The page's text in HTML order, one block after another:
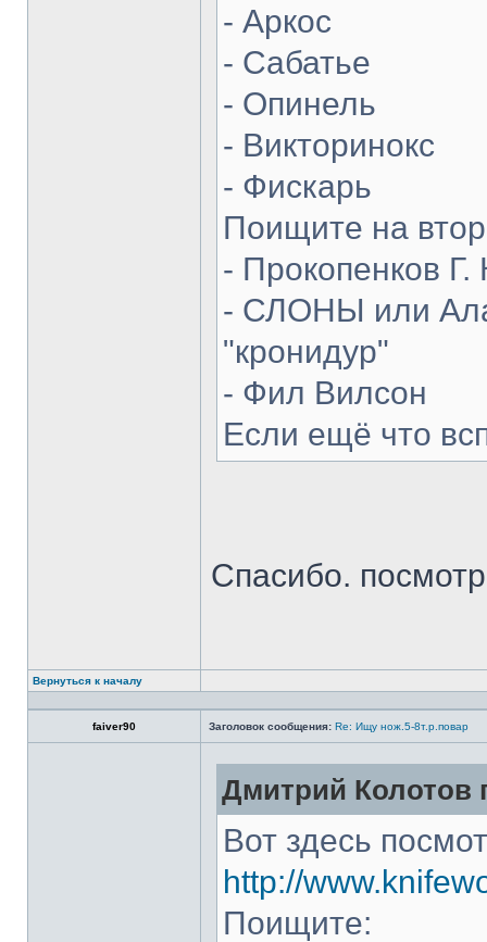
- Аркос
- Сабатье
- Опинель
- Викторинокс
- Фискарь
Поищите на
- Прокопенков Г.
- СЛОНЫ или
"кронидур"
- Фил Вилсон
Если ещё что
Спасибо.
Вернуться к началу
faiver90 Заголовок сообщения: Re: Ищу нож.5-8т.р.повар
Дмитрий Колотов
Вот здесь
http://
Поищите: